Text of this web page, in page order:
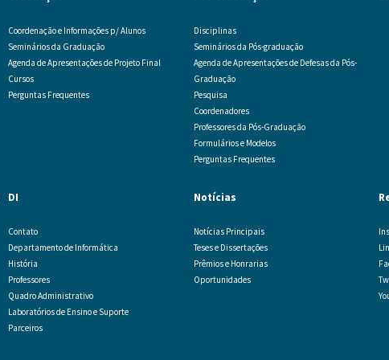
Coordenação e Informações p/ Alunos
Seminários da Graduação
Agenda de Apresentações de Projeto Final
Cursos
Perguntas Frequentes
Disciplinas
Seminários da Pós-graduação
Agenda de Apresentações de Defesas da Pós-
Graduação
Pesquisa
Coordenadores
Professores da Pós-Graduação
Formulários e Modelos
Perguntas Frequentes
DI
Contato
Departamento de Informática
História
Professores
Quadro Administrativo
Laboratórios de Ensino e Suporte
Parceiros
Notícias
Notícias Principais
Teses e Dissertações
Prêmios e Honrarias
Oportunidades